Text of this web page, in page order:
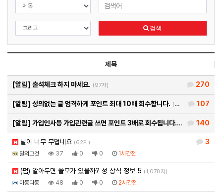
검색
제목
270
[알림] 출석체크 하지 마세요. (97자)
107
[알림] 성의없는 글 엄격하게 포인트 최대 10배 회수합니다. (26자)
140
[알림] 가입인사등 가입관련글 쓰면 포인트 3배로 회수됩니다. (93자)
3
날이 너무 무덥네요 (62자)
말의그것 37 0 0 1시간전
(펌) 알아두면 쓸모가 있을까? 성 상식 정보 5 (1,078자)
아롱다롱 48 0 0 2시간전